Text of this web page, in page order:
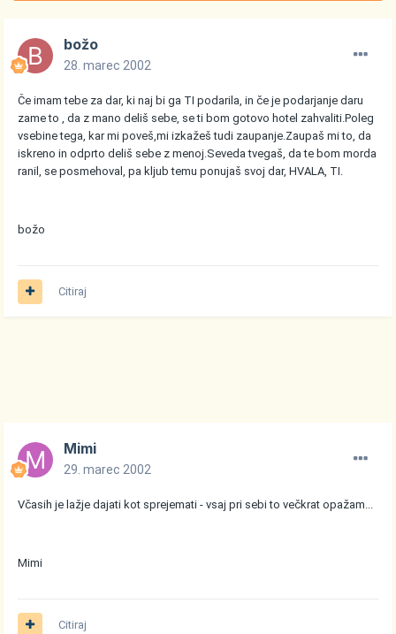
božo
28. marec 2002
Če imam tebe za dar, ki naj bi ga TI podarila, in če je podarjanje daru
zame to , da z mano deliš sebe, se ti bom gotovo hotel zahvaliti.Poleg
vsebine tega, kar mi poveš,mi izkažeš tudi zaupanje.Zaupaš mi to, da
iskreno in odprto deliš sebe z menoj.Seveda tvegaš, da te bom morda
ranil, se posmehoval, pa kljub temu ponujaš svoj dar, HVALA, TI.
božo
Citiraj
Mimi
29. marec 2002
Včasih je lažje dajati kot sprejemati - vsaj pri sebi to večkrat opažam...
Mimi
Citiraj